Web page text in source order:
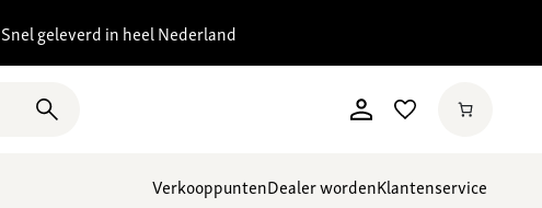
Snel geleverd in heel Nederland
VerkooppuntenDealer wordenKlantenservice